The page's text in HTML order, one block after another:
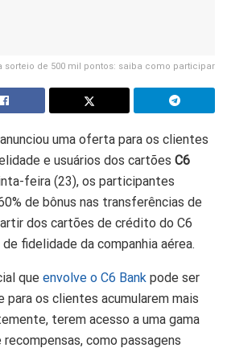
sorteio de 500 mil pontos: saiba como participar
uma oferta para os clientes
e usuários dos cartões C6
feira (23), os participantes
de bônus nas transferências de
dos cartões de crédito do C6
fidelidade da companhia aérea.
que envolve o C6 Bank pode ser
para os clientes acumularem mais
terem acesso a uma gama
como passagens